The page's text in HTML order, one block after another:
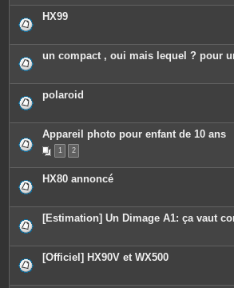
c
o
i
e
HX99
un compact , oui mais lequel ? pour
polaroid
Appareil photo pour enfant de 10 ans
1 2
HX80 annoncé
[Estimation] Un Dimage A1: ça vaut
[Officiel] HX90V et WX500